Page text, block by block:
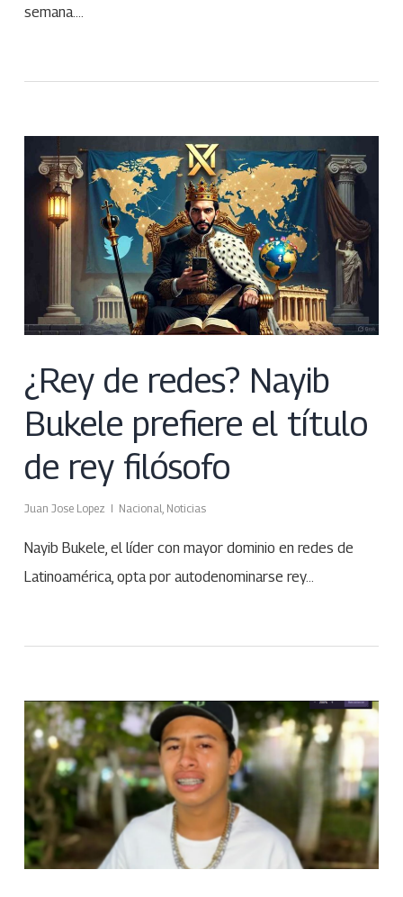
semana.…
¿Rey de redes? Nayib
Bukele prefiere el título
de rey filósofo
Juan Jose Lopez Nacional, Noticias
Nayib Bukele, el líder con mayor dominio en redes de
Latinoamérica, opta por autodenominarse rey…